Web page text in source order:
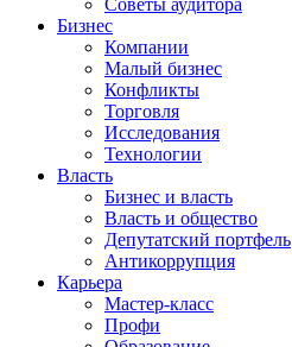
Советы аудитора
Бизнес
Компании
Малый бизнес
Конфликты
Торговля
Исследования
Технологии
Власть
Бизнес и власть
Власть и общество
Депутатский портфель
Антикоррупция
Карьера
Мастер-класс
Профи